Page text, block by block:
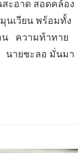
ะอาด สอดคล้อง
นเวียน พร้อมทั้ง
น ความท้าทาย
นายชะลอ มั่นมา